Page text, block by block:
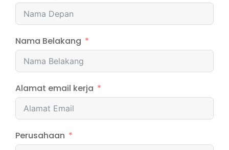
Nama Belakang
Alamat email kerja
Perusahaan